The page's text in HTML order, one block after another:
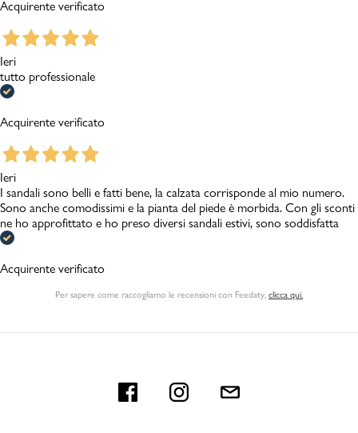
Acquirente verificato
Ieri
tutto professionale
Acquirente verificato
Ieri
I sandali sono belli e fatti bene, la calzata corrisponde al mio numero.
Sono anche comodissimi e la pianta del piede è morbida. Con gli sconti
ne ho approfittato e ho preso diversi sandali estivi, sono soddisfatta
Acquirente verificato
Per sapere come raccogliamo le recensioni con Feedaty, clicca qui.